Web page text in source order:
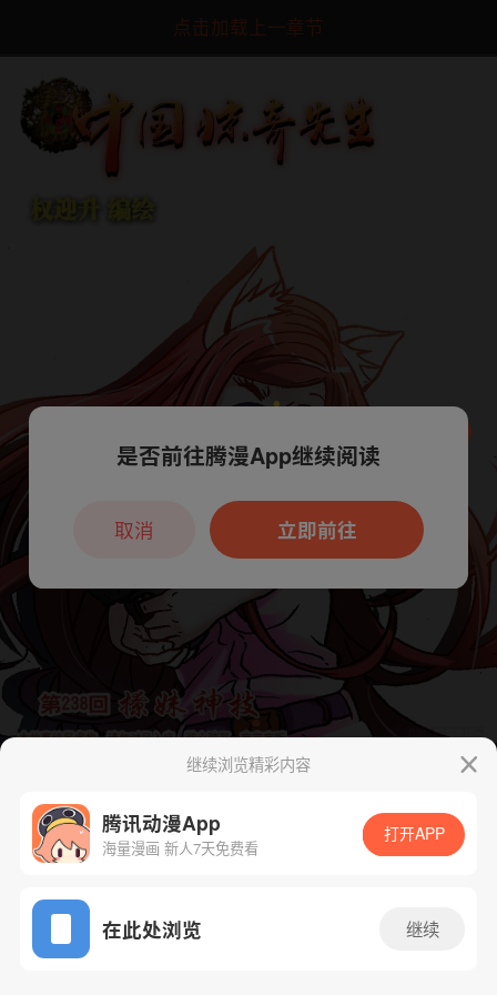
点击加载上一章节
App免费看
下一话 腾漫App免费看
继续浏览精彩内容
腾讯动漫App
海量漫画 新人7天免费看
打开APP
在此处浏览 继续
本章节仅支持App阅读，可打开App新用
户7天免费看
是否前往腾漫App继续阅读
立即前往
取消